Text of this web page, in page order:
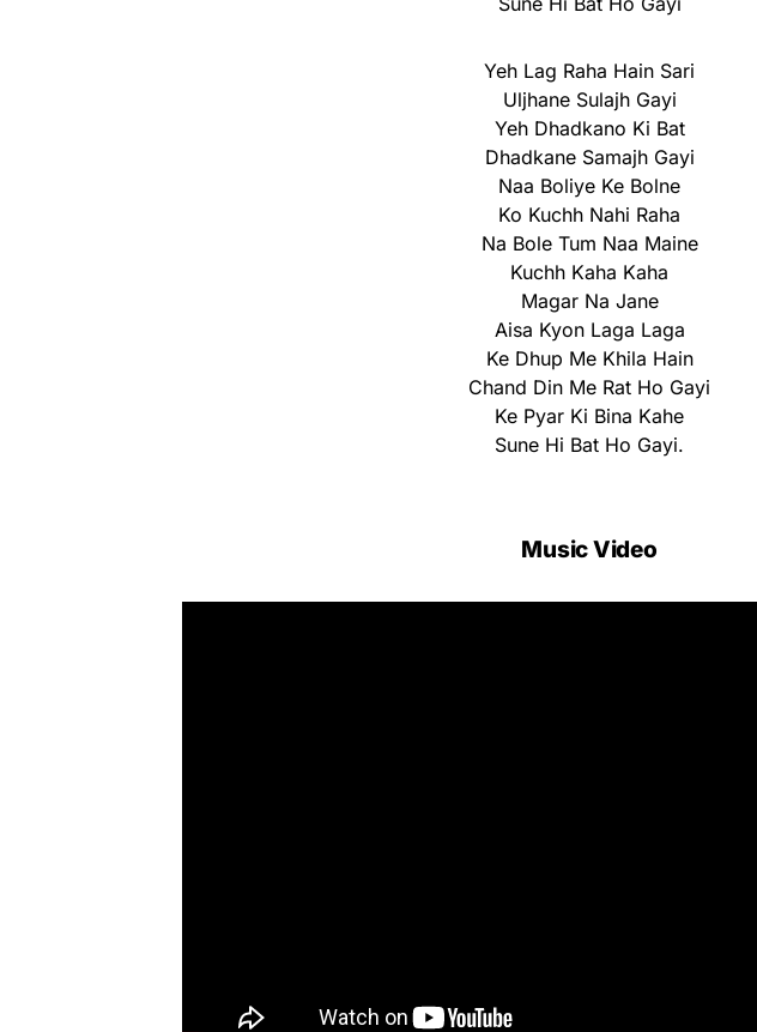
Yeh Lag Raha Hain Sari
Uljhane Sulajh Gayi
Yeh Dhadkano Ki Bat
Dhadkane Samajh Gayi
Naa Boliye Ke Bolne
Ko Kuchh Nahi Raha
Na Bole Tum Naa Maine
Kuchh Kaha Kaha
Magar Na Jane
Aisa Kyon Laga Laga
Ke Dhup Me Khila Hain
Chand Din Me Rat Ho Gayi
Ke Pyar Ki Bina Kahe
Sune Hi Bat Ho Gayi.
Music Video